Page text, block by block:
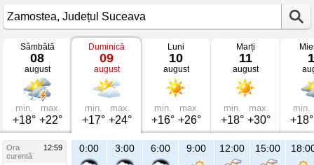
Vremea
Zamostea
mâine
Județul
Suceava
Sâmbătă
08
august
min.
+18°
max.
+22°
Duminică
09
august
min.
+17°
max.
+24°
Luni
10
august
min.
+16°
max.
+26°
Marți
11
august
min.
+18°
max.
+30°
min.
+18°
Ora
12:59
curentă
21:00 Du 0:00 3:00 6:00 9:00 12:00 15:00